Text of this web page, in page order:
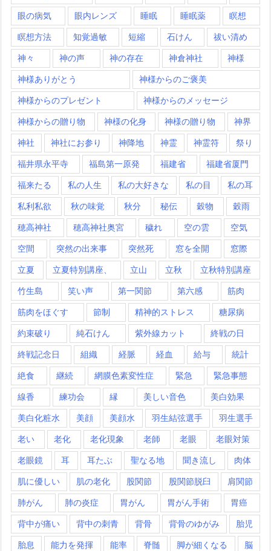
眼の病気 眼内レンズ 睡眠 睡眠薬 瞑想
瞑想方法 知覚過敏 短縮 石けん 祓い清め
神々 神の声 神の存在 神倉神社 神様
神様ありがとう 神様からのご褒美
神様からのプレゼント 神様からのメッセージ
神様からの贈り物 神様の化身 神様の贈り物 神界
神社 神社にお参り 神降地 神霊 神霊符 祭り
福井県永平寺 福島第一原発 福建省 福建省厦門
福来たる 私の人生 私の大好きな 私の目 私の耳
私利私欲 秋の味覚 秋分 秘伝 穀物 穀雨
穂高神社 穂高神社奥宮 穢れ 空の雲 空気
空間 突然の出来事 突然死 窓を全開 窓際
立夏 立夏特別講座、 立山 立秋 立秋特別講座
竹生島 笑い声 第一関節 第六感 筋肉
筋肉をほぐす 節制 精神的ストレス 糖尿病
約束破り 純石けん 紫外線カット 終戦の日
終戦記念日 組織 経脈 経血 給与 統計
絶食 継続 網膜色素変性症 緊急 緊急事態
線香 練功会 縁 美しい音色 美白効果
美白化粧水 美顔 美顔水 羽生結弦選手 羽生選手
老い 老化 老化現象 老師 老眼 老眼対策
老眼鏡 耳 耳たぶ 聖なる地 聞き流し 肉体
肌に優しい 肌の老化 股関節 股関節脱臼 肩関節
肺がん 肺の炎症 胃がん 胃がん手術 胃癌
背中が痛い 背中の刺青 背骨 背骨のゆがみ 胎児
胎息 能力を発揮 能率 脊髄 脚が細くなる 脳